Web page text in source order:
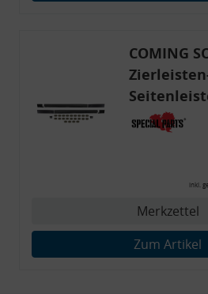
COMING
80 Cabrio,
Zierleiste,
inkl.
Merkzettel
Zum Artikel